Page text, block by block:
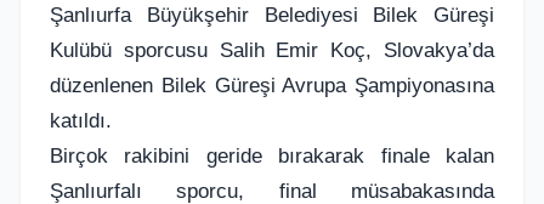
Şanlıurfa Büyükşehir Belediyesi Bilek Güreşi
Kulübü sporcusu Salih Emir Koç, Slovakya’da
düzenlenen Bilek Güreşi Avrupa Şampiyonasına
katıldı.
Birçok rakibini geride bırakarak finale kalan
Şanlıurfalı sporcu, final müsabakasında